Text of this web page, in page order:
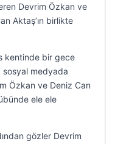
Devrim Özkan ve
Aktaş’ın birlikte
kentinde bir gece
medyada
Özkan ve Deniz Can
ele ele
gözler Devrim